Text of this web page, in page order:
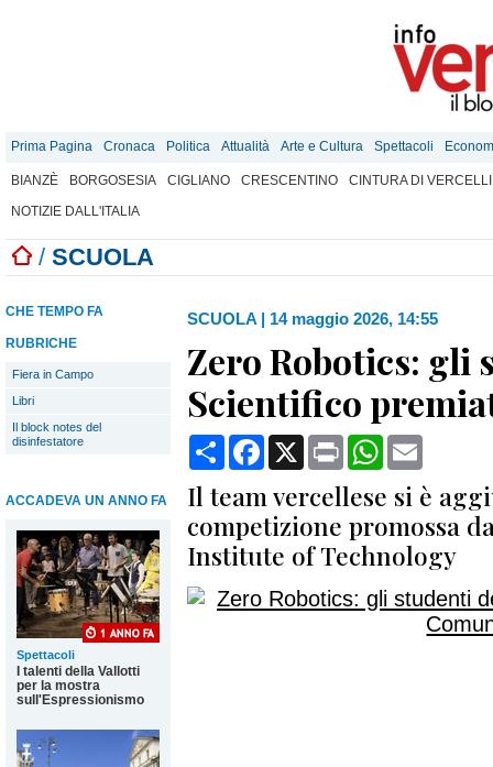
Prima Pagina Cronaca Politica Attualità Arte e Cultura Spettacoli
BIANZÈ BORGOSESIA CIGLIANO CRESCENTINO
CINTURA DI VERCELLI
NOTIZIE DALL'ITALIA
/ SCUOLA
CHE TEMPO FA
RUBRICHE
Fiera in Campo
Libri
Il block notes del
disinfestatore
ACCADEVA UN ANNO FA
Spettacoli
I talenti della Vallotti
per la mostra
sull'Espressionismo
SCUOLA | 14 maggio 2026, 14:55
Zero Robotics: gli
Scientifico
CondividiFacebook
X Print WhatsApp
Il team vercellese si è
competizione promossa
Institute of Technology